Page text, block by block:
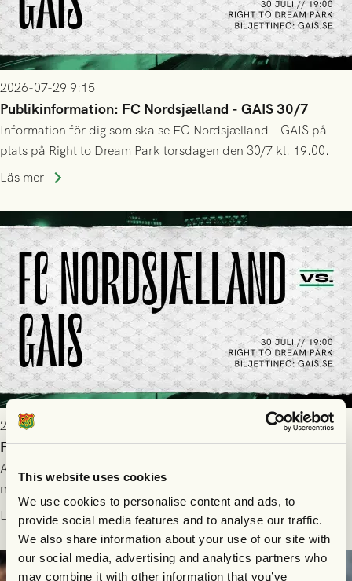
This website uses cookies
We use cookies to personalise content and ads, to
provide social media features and to analyse our traffic.
We also share information about your use of our site with
our social media, advertising and analytics partners who
may combine it with other information that you’ve
2026-07-29 9:15
Publikinformation: FC Nordsjælland - GAIS 30/7
Information för dig som ska se FC Nordsjælland - GAIS på
plats på Right to Dream Park torsdagen den 30/7 kl. 19.00.
Läs mer
2026-07-28 17:36
FC Nordsjælland borta: Biljettuthämtning
All information om hur du byter ditt värdebevis mot
matchbiljett på plats i Danmark, samt vad som gäller för dig
som står på reservlista eller fått förhinder.
Läs mer